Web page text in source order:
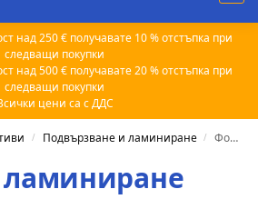
над 250 € получавате 10 % отстъпка при
следващи покупки
над 500 € получавате 20 % отстъпка при
следващи покупки
цени са с ДДС
/ Подвързване и ламиниране / Фолио за ламиниране